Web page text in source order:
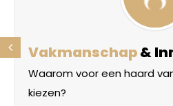
Vakmanschap&
Waarom voor een haard
kiezen?